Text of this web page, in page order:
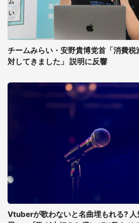
チームみらい・安野貴博党首「消費税
対してきました」 説明に反響
Vtuberが歌わないと名曲埋もれる?